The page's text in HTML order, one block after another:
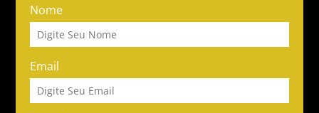
Nome
Email